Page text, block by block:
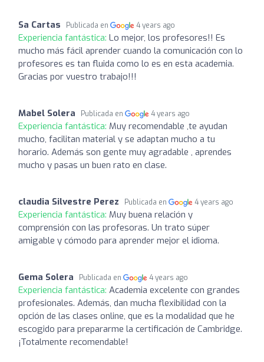
Sa Cartas Publicada en 4 years ago
Experiencia fantástica: Lo mejor, los profesores!! Es
mucho más fácil aprender cuando la comunicación con lo
profesores es tan fluida como lo es en esta academia.
Gracias por vuestro trabajo!!!
Mabel Solera Publicada en 4 years ago
Experiencia fantástica: Muy recomendable ,te ayudan
mucho, facilitan material y se adaptan mucho a tu
horario. Además son gente muy agradable , aprendes
mucho y pasas un buen rato en clase.
claudia Silvestre Perez Publicada en 4 years ago
Experiencia fantástica: Muy buena relación y
comprensión con las profesoras. Un trato súper
amigable y cómodo para aprender mejor el idioma.
Gema Solera Publicada en 4 years ago
Experiencia fantástica: Academia excelente con grandes
profesionales. Además, dan mucha flexibilidad con la
opción de las clases online, que es la modalidad que he
escogido para prepararme la certificación de Cambridge.
¡Totalmente recomendable!